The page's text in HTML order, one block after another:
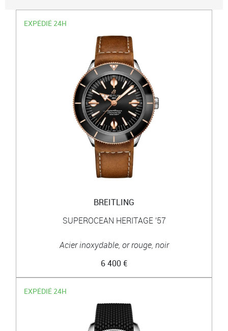
EXPÉDIÉ 24H
BREITLING
SUPEROCEAN HERITAGE '57
Acier inoxydable, or rouge, noir
6 400 €
EXPÉDIÉ 24H